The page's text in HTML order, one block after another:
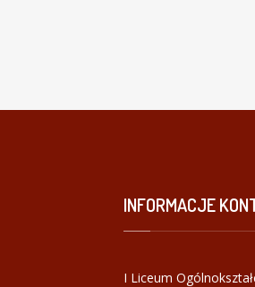
INFORMACJE
I Liceum